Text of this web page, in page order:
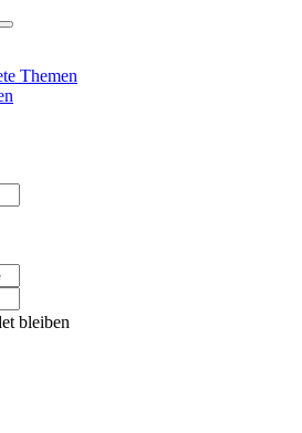
Themen
bleiben